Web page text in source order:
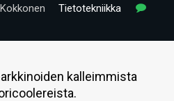
Tietotekniikka
kalleimmista